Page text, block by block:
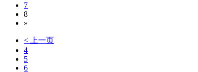
7
8
»
< 上一页
4
5
6